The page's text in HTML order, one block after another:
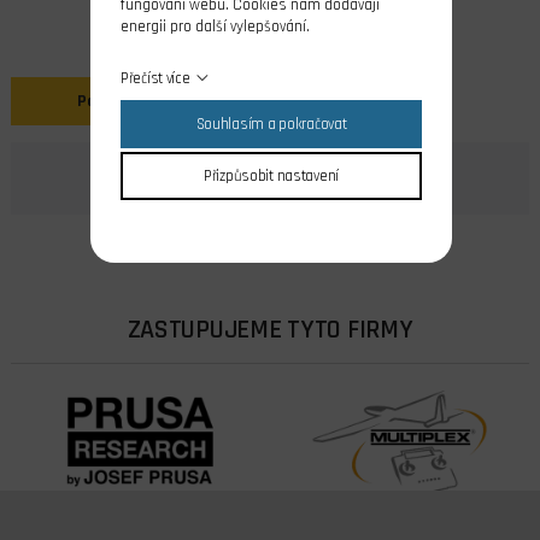
Popis
ZASTUPUJEME TYTO FIRMY
fungování webu. Cookies nám dodávají
energii pro další vylepšování.
Přečíst více
Souhlasím a pokračovat
Přizpůsobit nastavení